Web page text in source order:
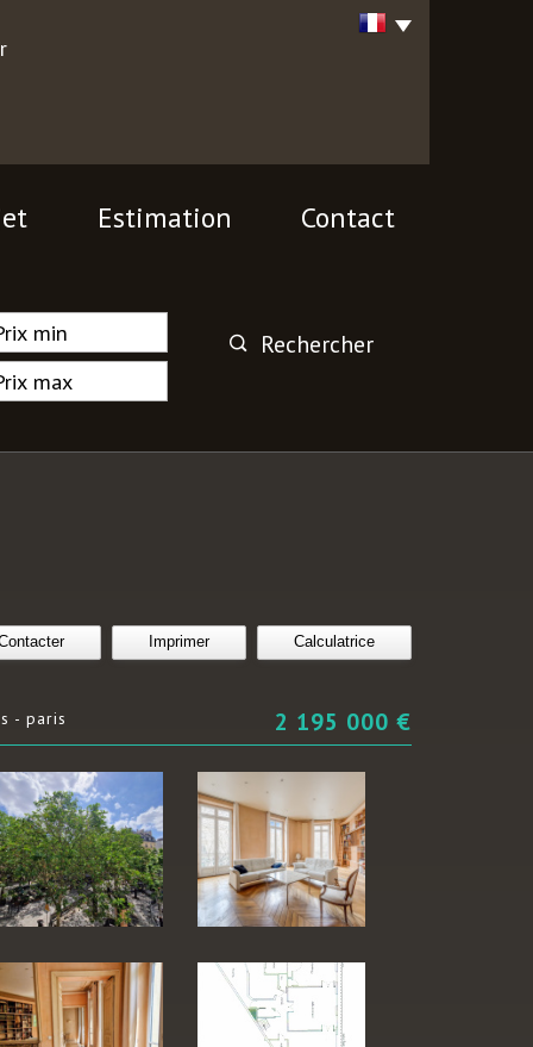
Estimation contact
Rechercher
Imprimer Calculatrice
- paris 2 195 000 €